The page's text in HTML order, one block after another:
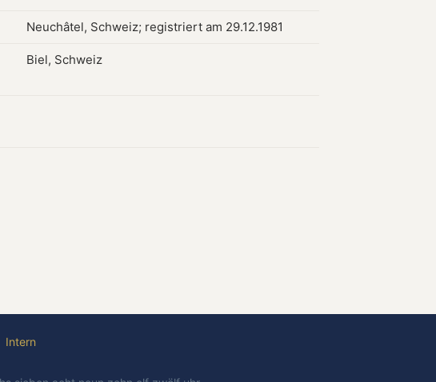
Neuchâtel, Schweiz; registriert am 29.12.1981
Biel, Schweiz
Intern